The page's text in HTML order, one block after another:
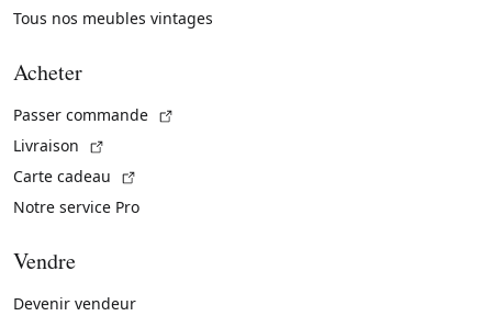
Tous nos meubles vintages
Acheter
Passer commande
Livraison
Carte cadeau
Notre service Pro
Vendre
Devenir vendeur